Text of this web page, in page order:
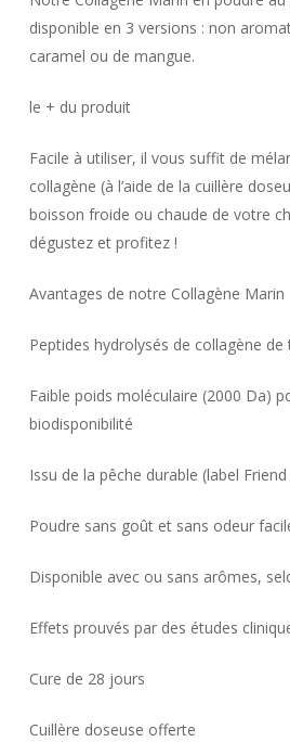
disponible en 3 versions : non
caramel ou de mangue.
le + du produit
Facile à utiliser, il vous suffit de
collagène (à l’aide de la cuillère
boisson froide ou chaude de votre
dégustez et profitez !
Avantages de notre Collagène Marin
Peptides hydrolysés de collagène de
Faible poids moléculaire (2000 Da)
biodisponibilité
Issu de la pêche durable (label
Poudre sans goût et sans odeur
Disponible avec ou sans arômes,
Effets prouvés par des études
Cure de 28 jours
Cuillère doseuse offerte